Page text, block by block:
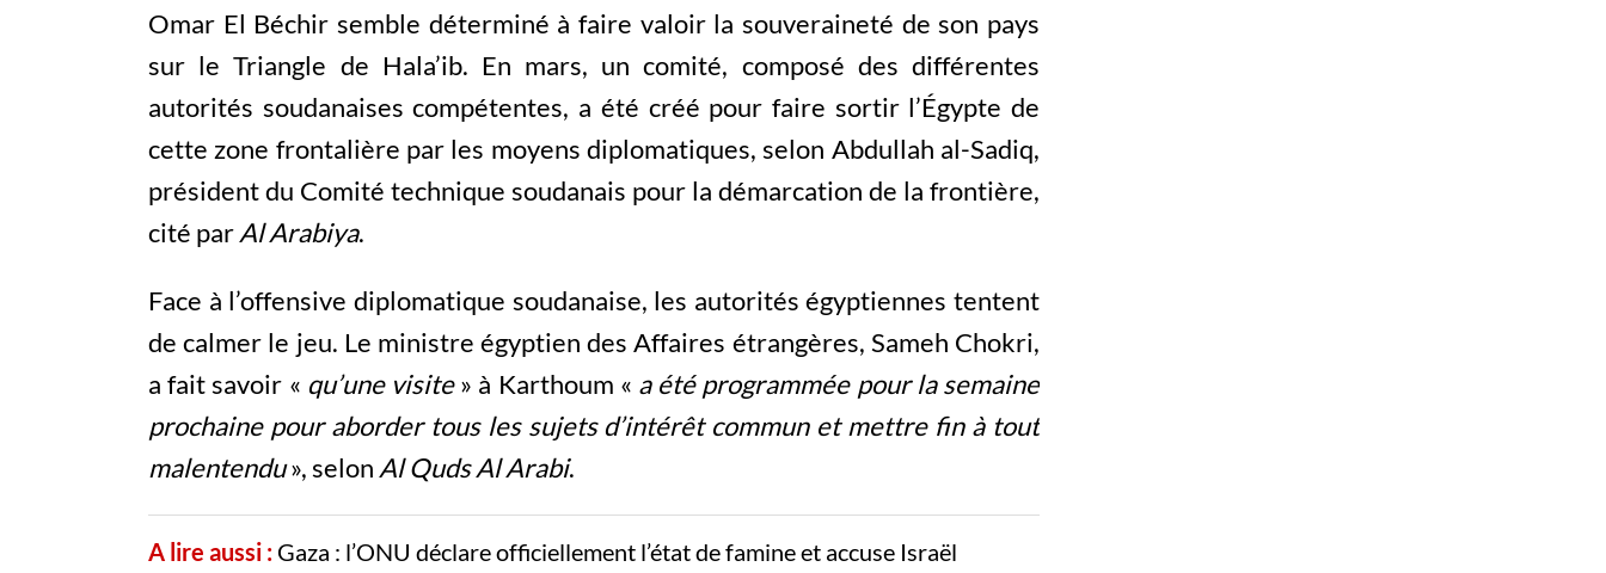
Omar El Béchir semble déterminé à faire valoir la souveraineté de son pays
sur le Triangle de Hala’ib. En mars, un comité, composé des différentes
autorités soudanaises compétentes, a été créé pour faire sortir l’Égypte de
cette zone frontalière par les moyens diplomatiques, selon Abdullah al-Sadiq,
président du Comité technique soudanais pour la démarcation de la frontière,
cité parAl Arabiya.
Face à l’offensive diplomatique soudanaise, les autorités égyptiennes tentent
de calmer le jeu. Le ministre égyptien des Affaires étrangères, Sameh Chokri,
a fait savoir « qu’une visite» à Karthoum « a été programmée pour la semaine
prochaine pour aborder tous les sujets d’intérêt commun et mettre fin à tout
malentendu», selon Al Quds Al Arabi.
A lire aussi : Gaza : l’ONU déclare officiellement l’état de famine et accuse Israël